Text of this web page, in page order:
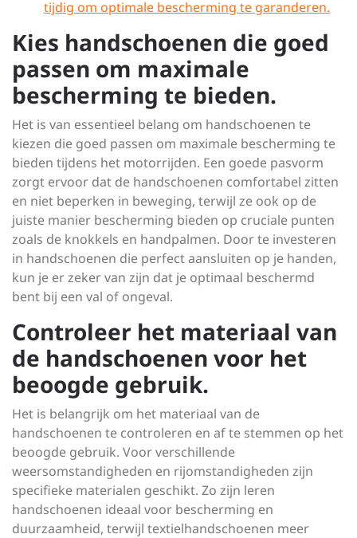
tijdig om optimale bescherming te garanderen.
Kies handschoenen die goed
passen om maximale
bescherming te bieden.
Het is van essentieel belang om handschoenen te
kiezen die goed passen om maximale bescherming te
bieden tijdens het motorrijden. Een goede pasvorm
zorgt ervoor dat de handschoenen comfortabel zitten
en niet beperken in beweging, terwijl ze ook op de
juiste manier bescherming bieden op cruciale punten
zoals de knokkels en handpalmen. Door te investeren
in handschoenen die perfect aansluiten op je handen,
kun je er zeker van zijn dat je optimaal beschermd
bent bij een val of ongeval.
Controleer het materiaal van
de handschoenen voor het
beoogde gebruik.
Het is belangrijk om het materiaal van de
handschoenen te controleren en af te stemmen op het
beoogde gebruik. Voor verschillende
weersomstandigheden en rijomstandigheden zijn
specifieke materialen geschikt. Zo zijn leren
handschoenen ideaal voor bescherming en
duurzaamheid, terwijl textielhandschoenen meer